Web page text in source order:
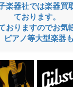
楽器社では楽器買
ております。
おりますのでお気
ピアノ等大型楽器